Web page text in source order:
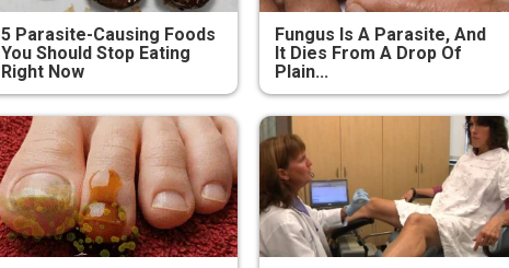
5 Parasite-Causing Foods
You Should Stop Eating
Right Now
Fungus Is A Parasite, And
It Dies From A Drop Of
Plain...